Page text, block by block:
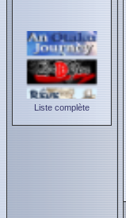
Liste complète